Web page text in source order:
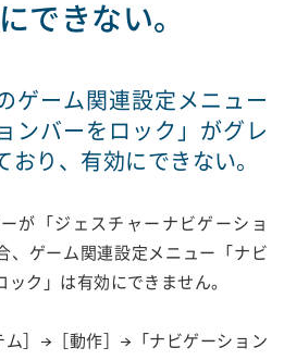
できない。
ゲーム関連設定メニュー
ンバーをロック」がグレ
おり、有効にできない。
が「ジェスチャーナビゲーショ
、ゲーム関連設定メニュー「ナビ
ク」は有効にできません。
ム］→［動作］→「ナビゲーション